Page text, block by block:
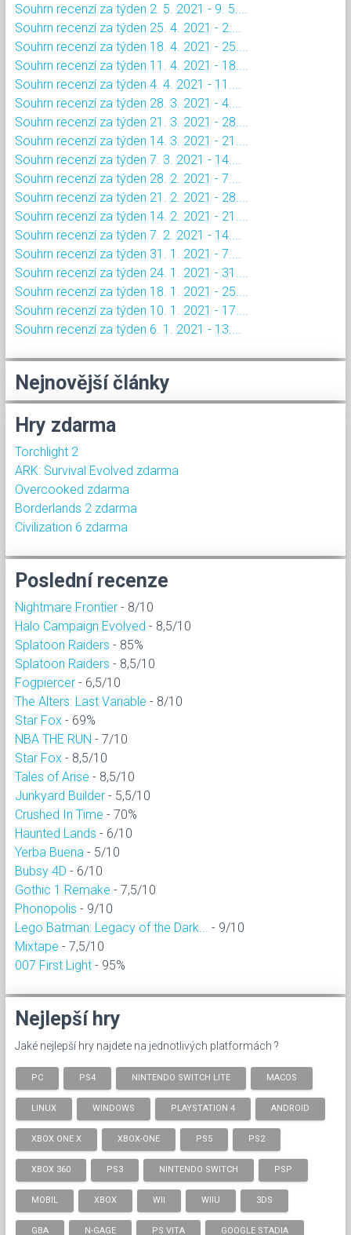
Souhrn recenzí za týden 2. 5. 2021 - 9. 5....
Souhrn recenzí za týden 25. 4. 2021 - 2....
Souhrn recenzí za týden 18. 4. 2021 - 25....
Souhrn recenzí za týden 11. 4. 2021 - 18....
Souhrn recenzí za týden 4. 4. 2021 - 11....
Souhrn recenzí za týden 28. 3. 2021 - 4....
Souhrn recenzí za týden 21. 3. 2021 - 28....
Souhrn recenzí za týden 14. 3. 2021 - 21....
Souhrn recenzí za týden 7. 3. 2021 - 14....
Souhrn recenzí za týden 28. 2. 2021 - 7....
Souhrn recenzí za týden 21. 2. 2021 - 28....
Souhrn recenzí za týden 14. 2. 2021 - 21....
Souhrn recenzí za týden 7. 2. 2021 - 14....
Souhrn recenzí za týden 31. 1. 2021 - 7....
Souhrn recenzí za týden 24. 1. 2021 - 31....
Souhrn recenzí za týden 18. 1. 2021 - 25....
Souhrn recenzí za týden 10. 1. 2021 - 17....
Souhrn recenzí za týden 6. 1. 2021 - 13....
Nejnovější články
Hry zdarma
Torchlight 2
ARK: Survival Evolved zdarma
Overcooked zdarma
Borderlands 2 zdarma
Civilization 6 zdarma
Poslední recenze
Nightmare Frontier - 8/10
Halo Campaign Evolved - 8,5/10
Splatoon Raiders - 85%
Splatoon Raiders - 8,5/10
Fogpiercer - 6,5/10
The Alters: Last Variable - 8/10
Star Fox - 69%
NBA THE RUN - 7/10
Star Fox - 8,5/10
Tales of Arise - 8,5/10
Junkyard Builder - 5,5/10
Crushed In Time - 70%
Haunted Lands - 6/10
Yerba Buena - 5/10
Bubsy 4D - 6/10
Gothic 1 Remake - 7,5/10
Phonopolis - 9/10
Lego Batman: Legacy of the Dark...
- 9/10
Mixtape - 7,5/10
007 First Light - 95%
Nejlepší hry
Jaké nejlepší hry najdete na jednotlivých platformách ?
PC PS4 NINTENDO SWITCH LITE MACOS
LINUX WINDOWS PLAYSTATION 4 ANDROID
XBOX ONE X XBOX-ONE PS5 PS2
XBOX 360 PS3 NINTENDO SWITCH PSP
MOBIL XBOX WII WIIU 3DS
GBA N-GAGE PS VITA GOOGLE STADIA